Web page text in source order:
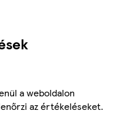
a weboldalon
az értékeléseket.